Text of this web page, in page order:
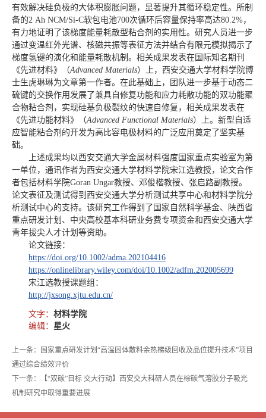
有效解决硅负极的大体积膨胀问题，显著提升其循环稳定性。所制
备的2 Ah NCM/Si-C软包电池700次循环后容量保持率高达80.2%，
有力地证明了该梯度能量耗散型粘合剂的实用性。 研究人员进一步
通过变温红外光谱、核磁共振等表征方法并结合有限元模拟揭示了
梯度氢键的演化和能量耗散机制。相关成果发表在国际知名期刊
《先进材料》（Advanced Materials）上，西安交通大学材料学院博
士生虎琳琳为文章第一作者。在此基础上，团队进一步基于动态二
硫键的交换作用发展了兼具自修复功能和应力耗散功能的双功能聚
合物粘合剂，实现硅基负极裂纹的快速自修复，相关成果发表在
《先进功能材料》（Advanced Functional Materials）上。新型自适
应智能粘合剂的开发为高比容电极材料的广泛应用奠定了坚实基
础。
上述成果均以西安交通大学金属材料强度国家重点实验室为第
一单位，通讯作者为西安交通大学材料学院宋江选教授，论文合作
者包括材料学院Goran Ungar教授、邓俊楷教授、张启路副教授。
论文表征及测试得到西安交通大学分析测试共享中心和材料学院分
析测试中心的支持。该研究工作得到了国家自然科学基金、陕西省
重点研发计划、中央高校基本科研业务费专项资金和西安交通大学
青年拔尖人才计划等资助。
论文链接：
https://doi.org/10.1002/adma.202104416
https://onlinelibrary.wiley.com/doi/10.1002/adfm.202005699
宋江选教授课题组：
http://jxsong.xjtu.edu.cn/
文字： 材料学院
编辑： 星火
上一条：国家重点研发计划“高温固体散料余热梯级回收及品位提升技术”项目
通过综合绩效评价
下一条：【“双碳”目标 交大行动】西安交大科研人员在棕碳气溶胶分子吸光
机制研究中取得重要进展